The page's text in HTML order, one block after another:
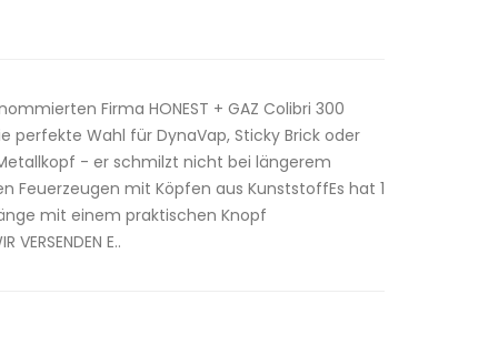
Firma HONEST + GAZ Colibri 300
perfekte Wahl für DynaVap, Sticky Brick oder
- er schmilzt nicht bei längerem
Feuerzeugen mit Köpfen aus KunststoffEs hat 1
mit einem praktischen Knopf
E..